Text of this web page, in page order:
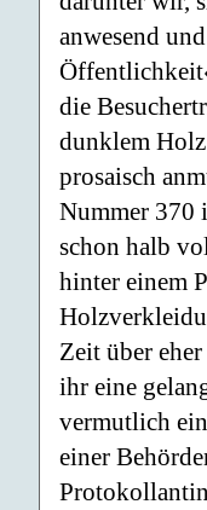
anwesend
die
dunklem
prosaisch
Nummer 370
schon halb
hinter einem
Zeit über
ihr eine
vermutlich
einer